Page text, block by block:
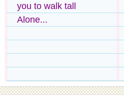
you to walk tall
Alone...